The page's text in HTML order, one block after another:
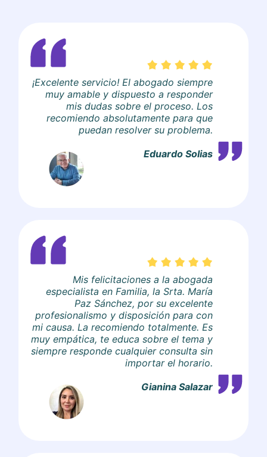
¡Excelente servicio! El abogado siempre
muy amable y dispuesto a responder
mis dudas sobre el proceso. Los
recomiendo absolutamente para que
puedan resolver su problema.
Eduardo Solias
Mis felicitaciones a la abogada
especialista en Familia, la Srta. María
Paz Sánchez, por su excelente
profesionalismo y disposición para con
mi causa. La recomiendo totalmente. Es
muy empática, te educa sobre el tema y
siempre responde cualquier consulta sin
importar el horario.
Gianina Salazar